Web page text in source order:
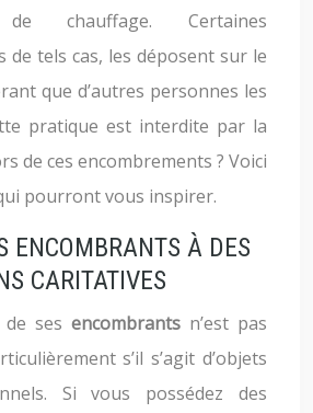
de chauffage. Certaines
de tels cas, les déposent sur le
que d’autres personnes les
pratique est interdite par la
de ces encombrements ? Voici
pourront vous inspirer.
ENCOMBRANTS À DES
CARITATIVES
ses encombrants n’est pas
s’il s’agit d’objets
Si vous possédez des